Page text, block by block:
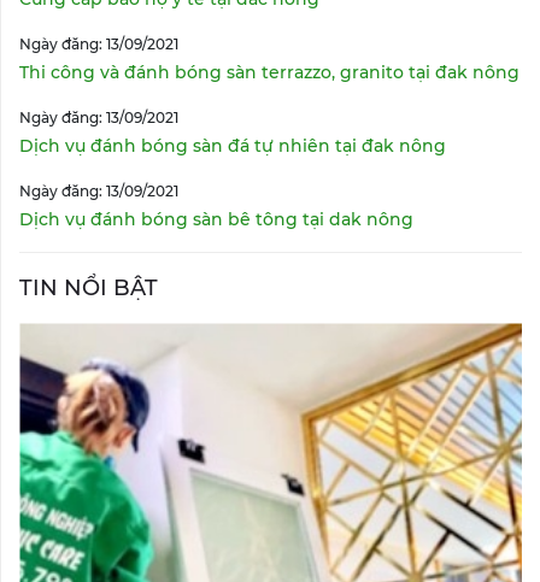
Ngày đăng: 13/09/2021
Thi công và đánh bóng sàn terrazzo, granito tại đak nông
Ngày đăng: 13/09/2021
Dịch vụ đánh bóng sàn đá tự nhiên tại đak nông
Ngày đăng: 13/09/2021
Dịch vụ đánh bóng sàn bê tông tại dak nông
TIN NỔI BẬT